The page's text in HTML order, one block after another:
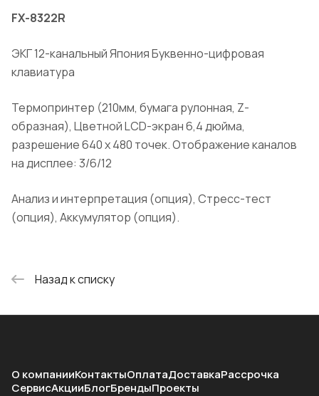
FX-8322R
ЭКГ 12-канальный Япония Буквенно-цифровая
клавиатура
Термопринтер (210мм, бумага рулонная, Z-
образная), Цветной LCD-экран 6,4 дюйма,
разрешение 640 х 480 точек. Отображение каналов
на дисплее: 3/6/12
Анализ и интерпретация (опция), Стресс-тест
(опция), Аккумулятор (опция).
Назад к списку
О компанииКонтактыОплатаДоставкаРассрочка
СервисАкцииБлогБрендыПроекты